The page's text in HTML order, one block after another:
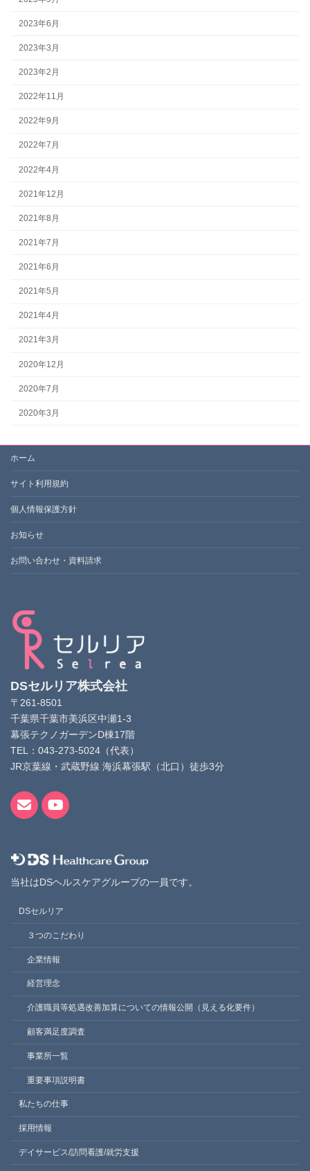
2023年6月
2023年3月
2023年2月
2022年11月
2022年9月
2022年7月
2022年4月
2021年12月
2021年8月
2021年7月
2021年6月
2021年5月
2021年4月
2021年3月
2020年12月
2020年7月
2020年3月
ホーム
サイト利用規約
個人情報保護方針
お知らせ
お問い合わせ・資料請求
DSセルリア株式会社
〒261-8501
千葉県千葉市美浜区中瀬1-3
幕張テクノガーデンD棟17階
TEL：043-273-5024（代表）
JR京葉線・武蔵野線 海浜幕張駅（北口）徒歩3分
当社はDSヘルスケアグループの一員です。
DSセルリア
３つのこだわり
企業情報
経営理念
介護職員等処遇改善加算についての情報公開（見える化要件）
顧客満足度調査
事業所一覧
重要事項説明書
私たちの仕事
採用情報
デイサービス/訪問看護/就労支援